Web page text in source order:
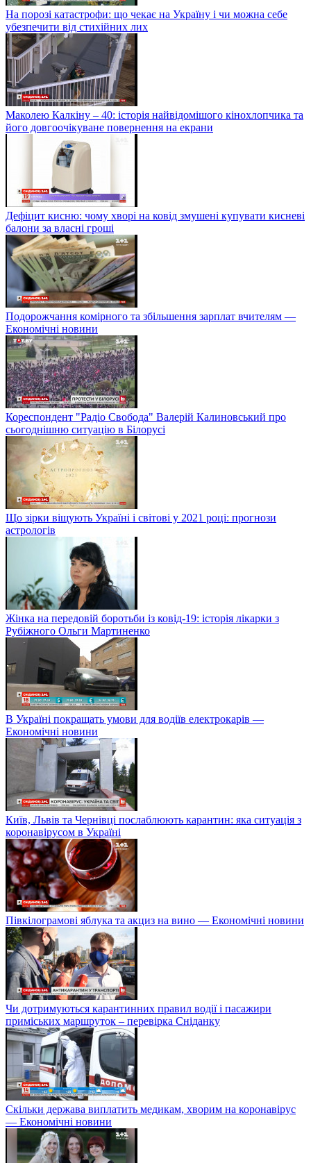
На порозі катастрофи: що чекає на Україну і чи можна себе
убезпечити від стихійних лих
Маколею Калкіну – 40: історія найвідомішого кінохлопчика та
його довгоочікуване повернення на екрани
Дефіцит кисню: чому хворі на ковід змушені купувати кисневі
балони за власні гроші
Подорожчання комірного та збільшення зарплат вчителям —
Економічні новини
Кореспондент "Радіо Свобода" Валерій Калиновський про
сьогоднішню ситуацію в Білорусі
Що зірки віщують Україні і світові у 2021 році: прогнози
астрологів
Жінка на передовій боротьби із ковід-19: історія лікарки з
Рубіжного Ольги Мартиненко
В Україні покращать умови для водіїв електрокарів —
Економічні новини
Київ, Львів та Чернівці послаблюють карантин: яка ситуація з
коронавірусом в Україні
Півкілограмові яблука та акциз на вино — Економічні новини
Чи дотримуються карантинних правил водії і пасажири
приміських маршруток – перевірка Сніданку
Скільки держава виплатить медикам, хворим на коронавірус
— Економічні новини